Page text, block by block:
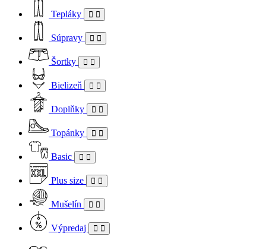
Tepláky
Súpravy
Šortky
Bielizeň
Doplňky
Topánky
Basic
Plus size
Mušelín
Výpredaj